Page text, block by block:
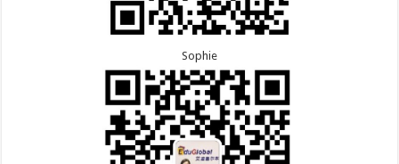
Sophie